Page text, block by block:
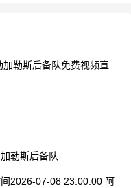
勒斯后备队免费视频直
勒斯后备队
2026-07-08 23:00:00 阿